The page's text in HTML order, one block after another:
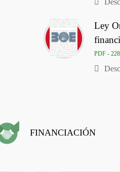
Ley
PDF -
FINANCIACIÓN